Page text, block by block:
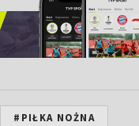
#PIŁKA NOŻNA